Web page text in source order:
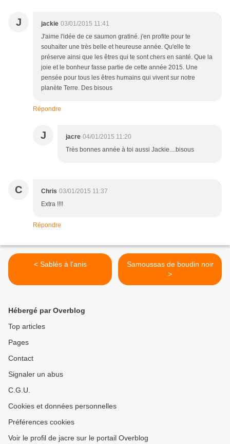
J jackie 03/01/2015 11:41
J'aime l'idée de ce saumon gratiné. j'en profite pour te
souhaiter une très belle et heureuse année. Qu'elle te
préserve ainsi que les êtres qui te sont chers en santé. Que la
joie et le bonheur fasse partie de cette année 2015. Une
pensée pour tous les êtres humains qui vivent sur notre
planète Terre. Des bisous
Répondre
J jacre 04/01/2015 11:20
Très bonnes année à toi aussi Jackie....bisous
C Chris 03/01/2015 11:37
Extra !!!!
Répondre
< Sablés à l'anis
Samoussas de boudin noir
>
Hébergé par Overblog
Top articles
Pages
Contact
Signaler un abus
C.G.U.
Cookies et données personnelles
Préférences cookies
Voir le profil de jacre sur le portail Overblog